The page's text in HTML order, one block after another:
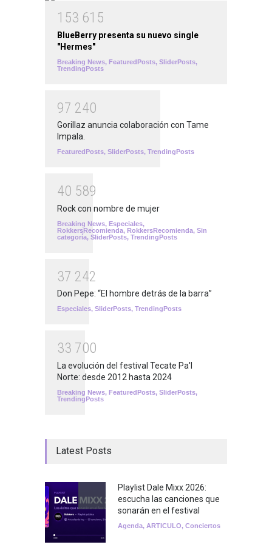
1 53 61 5
BlueBerry presenta su nuevo single
"Hermes"
Breaking News, FeaturedPosts, SliderPosts,
TrendingPosts
97 240
Gorillaz anuncia colaboración con Tame
Impala.
FeaturedPosts, SliderPosts, TrendingPosts
40 589
Rock con nombre de mujer
Breaking News, Especiales,
RokkersRecomienda, RokkersRecomienda, Sin
categoría, SliderPosts, TrendingPosts
37 242
Don Pepe: “El hombre detrás de la barra”
Especiales, SliderPosts, TrendingPosts
33 700
La evolución del festival Tecate Pa'l
Norte: desde 2012 hasta 2024
Breaking News, FeaturedPosts, SliderPosts,
TrendingPosts
Latest Posts
Playlist Dale Mixx 2026:
escucha las canciones que
sonarán en el festival
Agenda, ARTICULO, Conciertos